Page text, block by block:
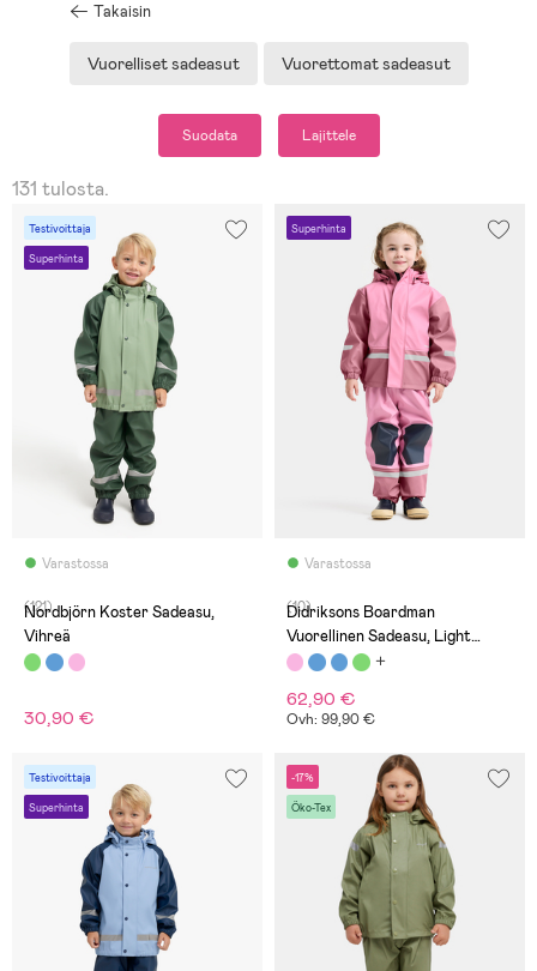
Takaisin
Vuorelliset sadeasut Vuorettomat sadeasut
Suodata Lajittele
131 tulosta.
Testivoittaja
Superhinta
Varastossa
(121)
Nordbjörn Koster Sadeasu,
Vihreä
30,90 €
Superhinta
Varastossa
(10)
Didriksons Boardman
Vuorellinen Sadeasu, Light
Heather Pink
62,90 €
Ovh: 99,90 €
Testivoittaja
Superhinta
-17%
Öko-Tex